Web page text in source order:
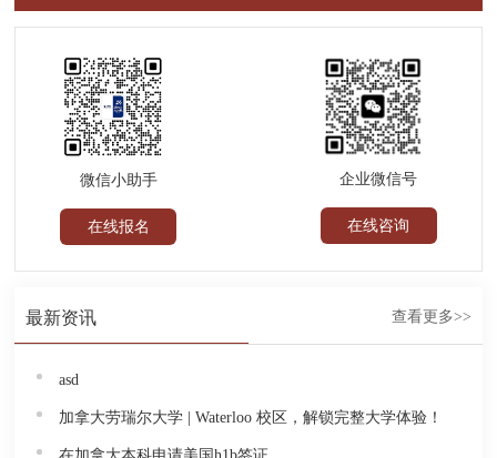
微信小助手
在线报名
企业微信号
在线咨询
最新资讯 查看更多>>
asd
加拿大劳瑞尔大学 | Waterloo 校区，解锁完整大学体验！